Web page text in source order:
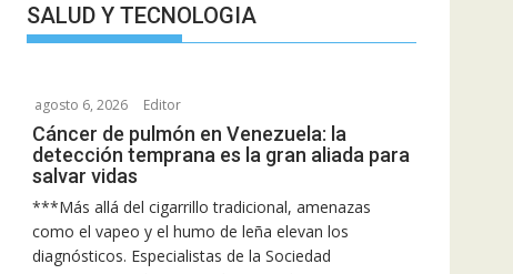
SALUD Y TECNOLOGIA
agosto 6, 2026 Editor
Cáncer de pulmón en Venezuela: la
detección temprana es la gran aliada para
salvar vidas
***Más allá del cigarrillo tradicional, amenazas
como el vapeo y el humo de leña elevan los
diagnósticos. Especialistas de la Sociedad